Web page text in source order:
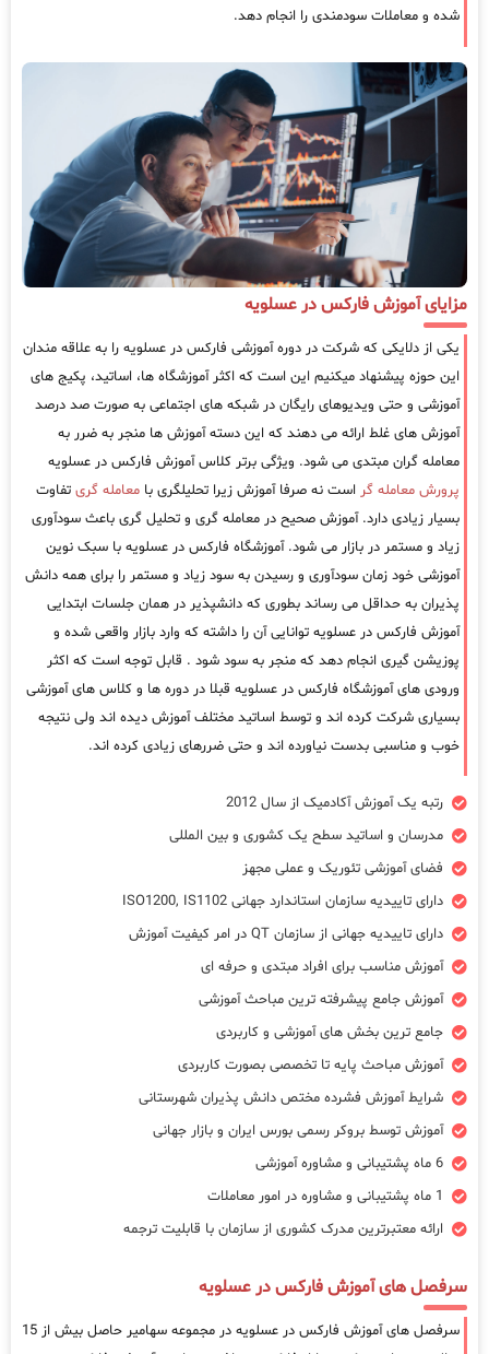
شده و معاملات سودمندی را انجام دهد.
مزایای آموزش فارکس در عسلویه
یکی از دلایکی که شرکت در دوره آموزشی فارکس در عسلویه را به علاقه مندان
این حوزه پیشنهاد میکنیم این است که اکثر آموزشگاه ها، اساتید، پکیج های
آموزشی و حتی ویدیوهای رایگان در شبکه های اجتماعی به صورت صد درصد
آموزش های غلط ارائه می دهند که این دسته آموزش ها منجر به ضرر به
معامله گران مبتدی می شود. ویژگی برتر کلاس آموزش فارکس در عسلویه
پرورش معامله گر است نه صرفا آموزش زیرا تحلیلگری با معامله گری تفاوت
بسیار زیادی دارد. آموزش صحیح در معامله گری و تحلیل گری باعث سودآوری
زیاد و مستمر در بازار می شود. آموزشگاه فارکس در عسلویه با سبک نوین
آموزشی خود زمان سودآوری و رسیدن به سود زیاد و مستمر را برای همه دانش
پذیران به حداقل می رساند بطوری که دانشپذیر در همان جلسات ابتدایی
آموزش فارکس در عسلویه توانایی آن را داشته که وارد بازار واقعی شده و
پوزیشن گیری انجام دهد که منجر به سود شود . قابل توجه است که اکثر
ورودی های آموزشگاه فارکس در عسلویه قبلا در دوره ها و کلاس های آموزشی
بسیاری شرکت کرده اند و توسط اساتید مختلف آموزش دیده اند ولی نتیجه
خوب و مناسبی بدست نیاورده اند و حتی ضررهای زیادی کرده اند.
رتبه یک آموزش آکادمیک از سال 2012
مدرسان و اساتید سطح یک کشوری و بین المللی
فضای آموزشی تئوریک و عملی مجهز
دارای تاییدیه سازمان استاندارد جهانی ISO1200, IS1102
دارای تاییدیه جهانی از سازمان QT در امر کیفیت آموزش
آموزش مناسب برای افراد مبتدی و حرفه ای
آموزش جامع پیشرفته ترین مباحث آموزشی
جامع ترین بخش های آموزشی و کاربردی
آموزش مباحث پایه تا تخصصی بصورت کاربردی
شرایط آموزش فشرده مختص دانش پذیران شهرستانی
آموزش توسط بروکر رسمی بورس ایران و بازار جهانی
6 ماه پشتیبانی و مشاوره آموزشی
1 ماه پشتیبانی و مشاوره در امور معاملات
ارائه معتبرترین مدرک کشوری از سازمان با قابلیت ترجمه
سرفصل های آموزش فارکس در عسلویه
سرفصل های آموزش فارکس در عسلویه در مجموعه سهامیر حاصل بیش از 15